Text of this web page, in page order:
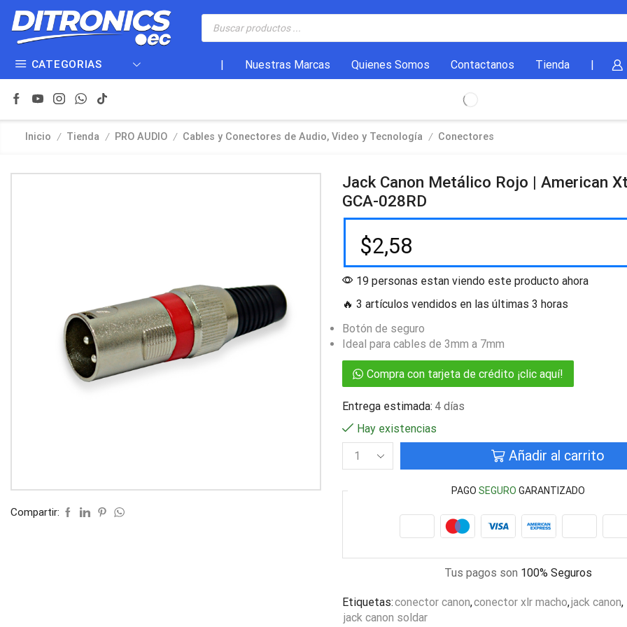
CATEGORIAS Nuestras Marcas Quienes Somos Contactanos Tienda
Inicio / Tienda / PRO AUDIO / Cables y Conectores de Audio, Video y Tecnología / Conectores
Compartir:
Jack Canon Metálico Rojo | American
GCA-028RD
$2,58
19 personas estan viendo este producto ahora
🔥 3 artículos vendidos en las últimas 3 horas
Botón de seguro
Ideal para cables de 3mm a 7mm
Compra con tarjeta de crédito ¡clic aquí!
Entrega estimada: 4 días
Hay existencias
Añadir al carrito
PAGOSEGURO GARANTIZADO
Tus pagos son 100% Seguros
Etiquetas:conector canon,conector xlr macho,jack canon,
jack canon soldar